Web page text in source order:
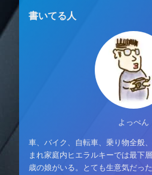
書いてる人
よっぺん
車、バイク、自転車、乗り物全般
まれ家庭内ヒエラルキーでは最下
歳の娘がいる。とても生意気だっ